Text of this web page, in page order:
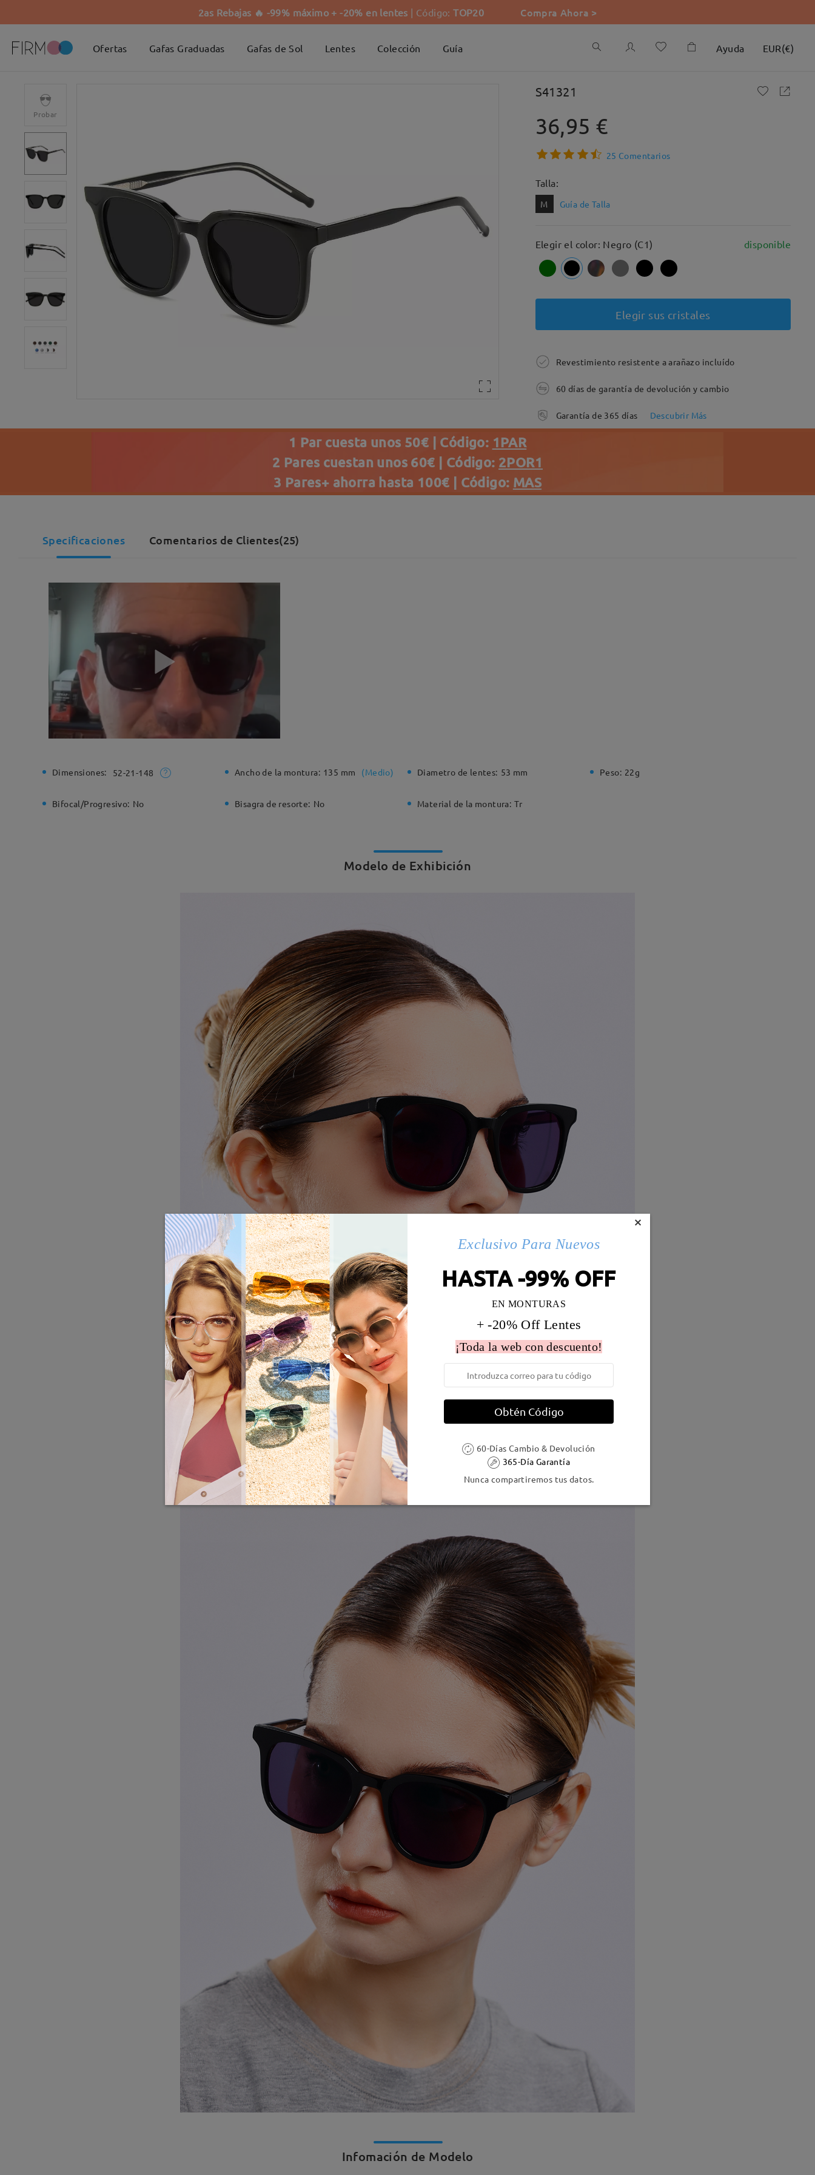
2as Rebajas 🔥 -99% máximo + -20% en lentes | Código:TOP20 Compra Ahora >
Ofertas Gafas Graduadas Gafas de Sol Lentes Colección Guía Ayuda EUR(€)
Probar
S41321
36,95 €
25 Comentarios
Talla:
M Guía de Talla
Elegir el color: Negro (C1) disponible
Elegir sus cristales
Revestimiento resistente a arañazo incluído
60 días de garantía de devolución y cambio
Garantía de 365 días Descubrir Más
1 Par cuesta unos 50€ | Código: 1PAR
2 Pares cuestan unos 60€ | Código: 2POR1
3 Pares+ ahorra hasta 100€ | Código: MAS
Specificaciones Comentarios de Clientes(25)
Dimensiones: 52-21-148 Ancho de la montura: 135 mm (Medio) Diametro de lentes: 53 mm Peso: 22g
Bifocal/Progresivo: No Bisagra de resorte: No Material de la montura: Tr
Modelo de Exhibición
Infomación de Modelo
×
Exclusivo Para Nuevos
HASTA -99% OFF
EN MONTURAS
+ -20% Off Lentes
¡Toda la web con descuento!
Obtén Código
60-Días Cambio & Devolución
365-Día Garantía
Nunca compartiremos tus datos.